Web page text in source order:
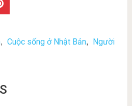
, Cuộc sống ở Nhật Bản,
Người